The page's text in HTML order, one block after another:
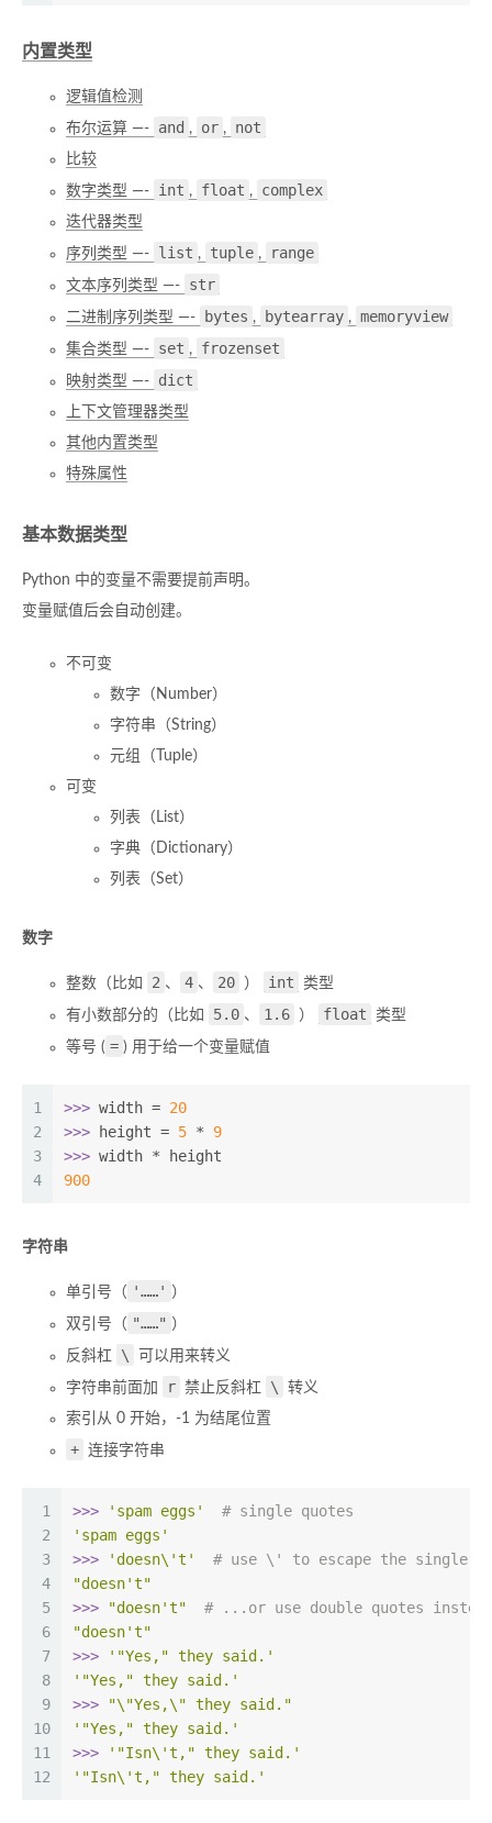
内置类型
逻辑值检测
布尔运算 —- and , or , not
比较
数字类型 —- int , float , complex
迭代器类型
序列类型 —- list , tuple , range
文本序列类型 —- str
二进制序列类型 —- bytes , bytearray , memoryview
集合类型 —- set , frozenset
映射类型 —- dict
上下文管理器类型
其他内置类型
特殊属性
基本数据类型
Python 中的变量不需要提前声明。
变量赋值后会自动创建。
不可变
数字（Number）
字符串（String）
元组（Tuple）
可变
列表（List）
字典（Dictionary）
列表（Set）
数字
整数（比如 2 、 4 、 20 ） int 类型
有小数部分的（比如 5.0 、 1.6 ） float 类型
等号 ( = ) 用于给一个变量赋值
1
2
3
4
>>> width = 20
>>>
height = 5 * 9
>>> width * height
900
字符串
单引号（ '……' ）
双引号（ "……" ）
反斜杠 \ 可以用来转义
字符串前面加 r 禁止反斜杠 \
转义
索引从 0 开始，-1 为结尾位置
+ 连接字符串
1
2
3
4
5
6
7
8
9
10
11
12
>>> 'spam eggs'
# single quotes
'spam eggs'
>>>
'doesn\'t'
# use \' to escape the single
"doesn't"
>>>
"doesn't"
# ...or use double quotes
"doesn't"
>>>
'"Yes," they said.'
'"Yes," they said.'
>>>
"\"Yes,\" they said."
'"Yes," they said.'
>>>
'"Isn\'t," they said.'
'"Isn\'t," they said.'